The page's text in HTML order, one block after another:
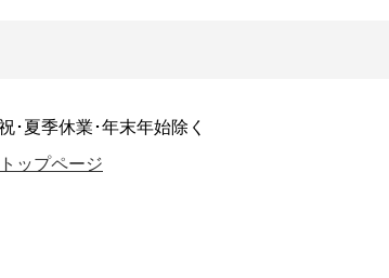
･夏季休業･年末年始除く
ップページ